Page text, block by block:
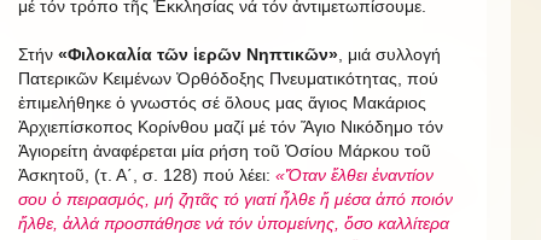
μέ τόν τρόπο τῆς Ἐκκλησίας νά τόν ἀντιμετωπίσουμε.
Στήν «Φιλοκαλία τῶν ἱερῶν Νηπτικῶν» , μιά συλλογή
Πατερικῶν Κειμένων Ὀρθόδοξης Πνευματικότητας, πού
ἐπιμελήθηκε ὁ γνωστός σέ ὅλους μας ἅγιος Μακάριος
Ἀρχιεπίσκοπος Κορίνθου μαζί μέ τόν Ἅγιο Νικόδημο τόν
Ἁγιορείτη ἀναφέρεται μία ρήση τοῦ Ὁσίου Μάρκου τοῦ
Ἀσκητοῦ, (τ. Α΄, σ. 128) πού λέει: «Ὅταν ἔλθει ἐναντίον
σου ὁ πειρασμός, μή ζητᾶς τό γιατί ἦλθε ἤ μέσα ἀπό ποιόν
ἤλθε, ἀλλά προσπάθησε νά τόν ὑπομείνης, ὅσο καλλίτερα